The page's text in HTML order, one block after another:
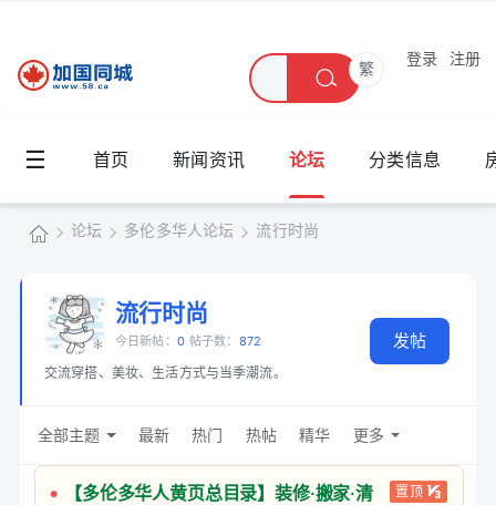
繁
登录 注册
☰ 首页 新闻资讯 论坛 分类信息
国
同
城
»
论坛 多伦多华人论坛 流行时尚
流行时尚
今日新帖： 0 帖子数： 872
交流穿搭、美妆、生活方式与当季潮流。
发帖
全部主题 最新 热门 热帖 精华 更多
【多伦多华人黄页总目录】装修·搬家·清
置顶